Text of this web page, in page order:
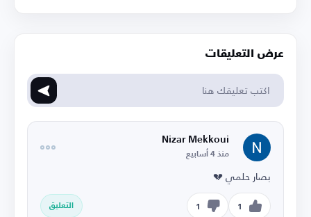
عرض التعليقات
Nizar Mekkoui
منذ 4 أسابيع
بصار حلمي 💔
1
1 التعليق